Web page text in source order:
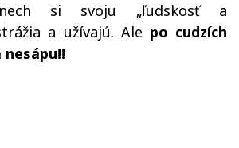
si svoju „ľudskosť a
a užívajú. Ale po cudzích
nesápu!!